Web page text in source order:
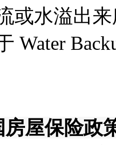
或水溢出
Water
房屋保险政